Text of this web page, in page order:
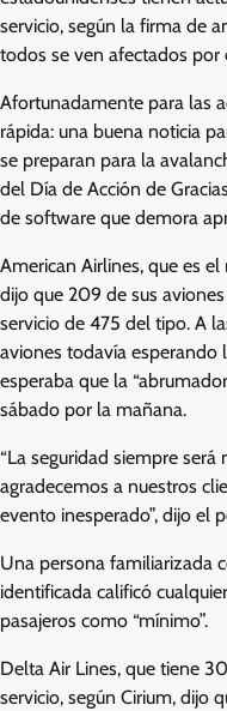
servicio, según la firma de
todos se ven afectados por
Afortunadamente para las
rápida: una buena noticia
se preparan para la
del Día de Acción de
de software que demora
American Airlines, que es
dijo que 209 de sus
servicio de 475 del tipo. A
aviones todavía esperando
esperaba que la
sábado por la mañana.
“La seguridad siempre
agradecemos a nuestros
evento inesperado”, dijo el
Una persona familiarizada
identificada calificó
pasajeros como “mínimo”.
Delta Air Lines, que tiene
servicio, según Cirium, dijo